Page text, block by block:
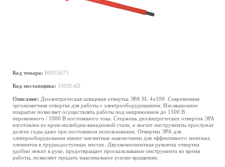
Код товара: Б0055875
Код поставщика: 100SL4D
Описание: Диэлектрическая шлицевая отвертка ЭРА SL 4х100. Современная
эргономичная отвертка для работы с электрооборудованием. Изоляционное
покрытие позволяет осуществлять работы под напряжением до 1500 В
переменного / 1000 В постоянного тока. Стержень диэлектрических отверток ЭРА
изготовлен из хром-молибден-ванадиевой стали, а значит инструменты прослужат
долгие годы даже при постоянном использовании. Отвертки ЭРА для
электрооборудования имеют магнитные наконечники для эффективного монтажа
элементов в труднодоступных местах. Двухкомпонентная рукоятка отвертки
удобно лежит в руке, предотвращает проскальзывание инструмента во время
работы, позволяет придать максимальное усилие вращению.